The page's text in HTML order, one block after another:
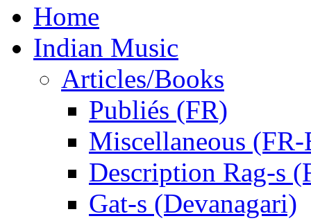
Home
Indian Music
Articles/Books
Publiés (FR)
Miscellaneous
Description Rag-s
Gat-s (Devanagari)